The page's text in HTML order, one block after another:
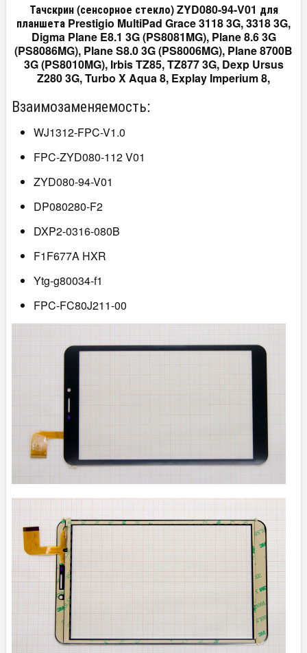
Тачскрин (сенсорное стекло) ZYD080-94-V01 для
планшета Prestigio MultiPad Grace 3118 3G, 3318 3G,
Digma Plane E8.1 3G (PS8081MG), Plane 8.6 3G
(PS8086MG), Plane S8.0 3G (PS8006MG), Plane 8700B
3G (PS8010MG), Irbis TZ85, TZ877 3G, Dexp Ursus
Z280 3G, Turbo X Aqua 8, Explay Imperium 8,
Взаимозаменяемость:
WJ1312-FPC-V1.0
FPC-ZYD080-112 V01
ZYD080-94-V01
DP080280-F2
DXP2-0316-080B
F1F677A HXR
Ytg-g80034-f1
FPC-FC80J211-00